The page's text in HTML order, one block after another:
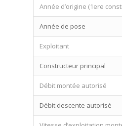
Année d’origine (1ere
Année de pose
Exploitant
Constructeur principal
Débit montée autorisé
Débit descente autorisé